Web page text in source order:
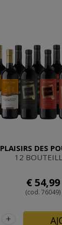
PLAISIRS DES
12
€ 54,99
(cod. 76049)
+